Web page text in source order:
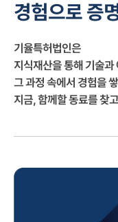
경험으로 증
기율특허법인은
지식재산을 통해 기술과
그 과정 속에서 경험을
지금, 함께할 동료를 찾